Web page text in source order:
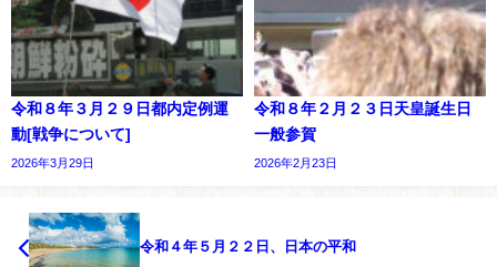
令和８年３月２９日都内定例運
動[戦争について]
2026年3月29日
令和８年２月２３日天皇誕生日
一般参賀
2026年2月23日
令和４年５月２２日、日本の平和